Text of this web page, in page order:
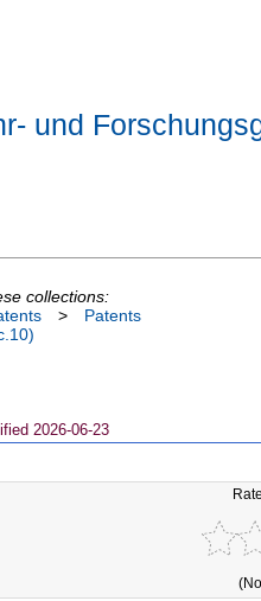
und
collections:
>
Patents
2026-06-23